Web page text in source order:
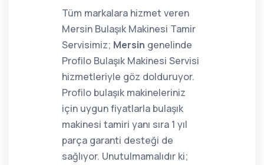
Tüm markalara hizmet veren
Mersin Bulaşık Makinesi Tamir
Servisimiz; Mersin genelinde
Profilo Bulaşık Makinesi Servisi
hizmetleriyle göz dolduruyor.
Profilo bulaşık makineleriniz
için uygun fiyatlarla bulaşık
makinesi tamiri yanı sıra 1 yıl
parça garanti desteği de
sağlıyor. Unutulmamalıdır ki;